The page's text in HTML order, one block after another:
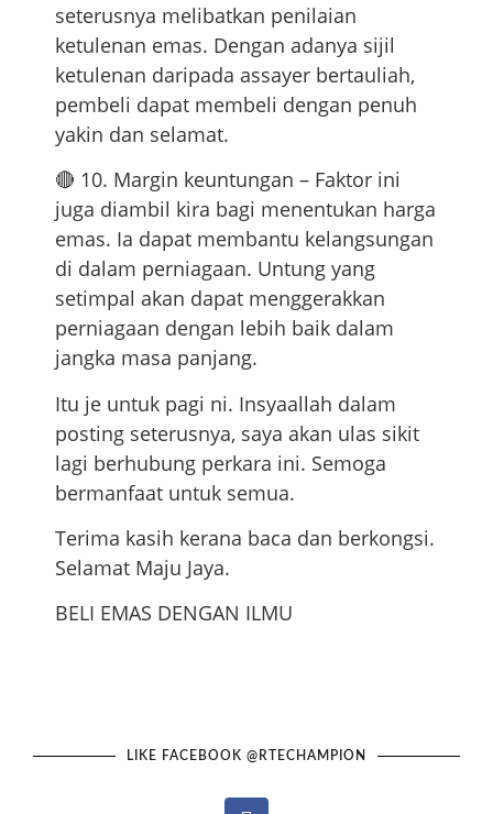
seterusnya melibatkan penilaian
ketulenan emas. Dengan adanya sijil
ketulenan daripada assayer bertauliah,
pembeli dapat membeli dengan penuh
yakin dan selamat.
🔴 10. Margin keuntungan – Faktor ini
juga diambil kira bagi menentukan harga
emas. Ia dapat membantu kelangsungan
di dalam perniagaan. Untung yang
setimpal akan dapat menggerakkan
perniagaan dengan lebih baik dalam
jangka masa panjang.
Itu je untuk pagi ni. Insyaallah dalam
posting seterusnya, saya akan ulas sikit
lagi berhubung perkara ini. Semoga
bermanfaat untuk semua.
Terima kasih kerana baca dan berkongsi.
Selamat Maju Jaya.
BELI EMAS DENGAN ILMU
LIKE FACEBOOK @RTECHAMPION